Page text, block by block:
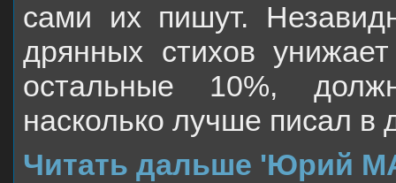
сами их пишут.
дрянных стихов
остальные 10%,
насколько лучше писал в
Читать дальше 'Юрий